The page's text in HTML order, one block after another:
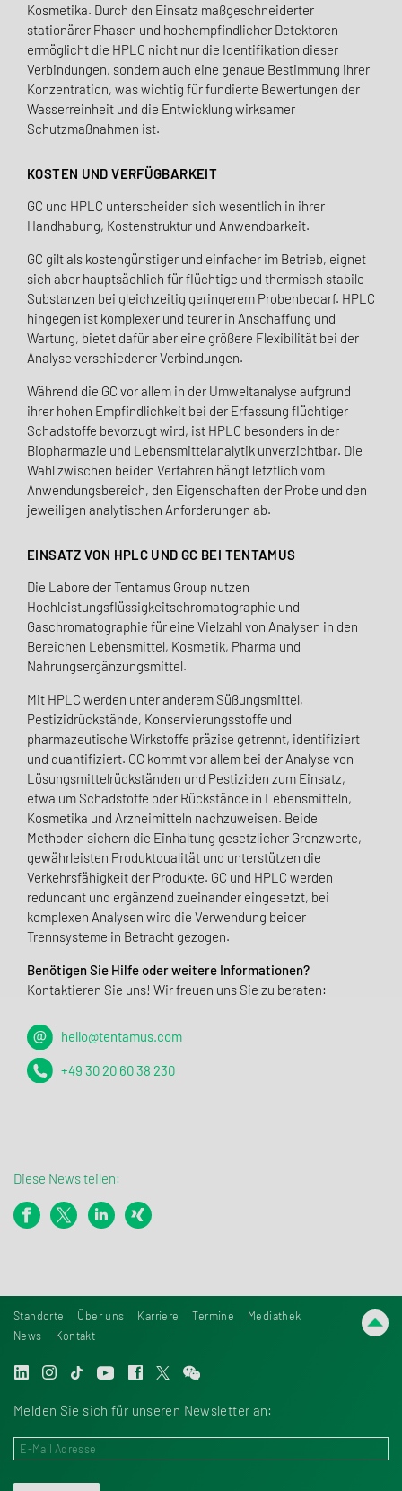
Kosmetika. Durch den Einsatz maßgeschneiderter
stationärer Phasen und hochempfindlicher Detektoren
ermöglicht die HPLC nicht nur die Identifikation dieser
Verbindungen, sondern auch eine genaue Bestimmung ihrer
Konzentration, was wichtig für fundierte Bewertungen der
Wasserreinheit und die Entwicklung wirksamer
Schutzmaßnahmen ist.
KOSTEN UND VERFÜGBARKEIT
GC und HPLC unterscheiden sich wesentlich in ihrer
Handhabung, Kostenstruktur und Anwendbarkeit.
GC gilt als kostengünstiger und einfacher im Betrieb, eignet
sich aber hauptsächlich für flüchtige und thermisch stabile
Substanzen bei gleichzeitig geringerem Probenbedarf. HPLC
hingegen ist komplexer und teurer in Anschaffung und
Wartung, bietet dafür aber eine größere Flexibilität bei der
Analyse verschiedener Verbindungen.
Während die GC vor allem in der Umweltanalyse aufgrund
ihrer hohen Empfindlichkeit bei der Erfassung flüchtiger
Schadstoffe bevorzugt wird, ist HPLC besonders in der
Biopharmazie und Lebensmittelanalytik unverzichtbar. Die
Wahl zwischen beiden Verfahren hängt letztlich vom
Anwendungsbereich, den Eigenschaften der Probe und den
jeweiligen analytischen Anforderungen ab.
EINSATZ VON HPLC UND GC BEI TENTAMUS
Die Labore der Tentamus Group nutzen
Hochleistungsflüssigkeitschromatographie und
Gaschromatographie für eine Vielzahl von Analysen in den
Bereichen Lebensmittel, Kosmetik, Pharma und
Nahrungsergänzungsmittel.
Mit HPLC werden unter anderem Süßungsmittel,
Pestizidrückstände, Konservierungsstoffe und
pharmazeutische Wirkstoffe präzise getrennt, identifiziert
und quantifiziert. GC kommt vor allem bei der Analyse von
Lösungsmittelrückständen und Pestiziden zum Einsatz,
etwa um Schadstoffe oder Rückstände in Lebensmitteln,
Kosmetika und Arzneimitteln nachzuweisen. Beide
Methoden sichern die Einhaltung gesetzlicher Grenzwerte,
gewährleisten Produktqualität und unterstützen die
Verkehrsfähigkeit der Produkte. GC und HPLC werden
redundant und ergänzend zueinander eingesetzt, bei
komplexen Analysen wird die Verwendung beider
Trennsysteme in Betracht gezogen.
Benötigen Sie Hilfe oder weitere Informationen?
Kontak­tieren Sie uns! Wir freuen uns Sie zu beraten:
hello@tentamus.com
+49 30 20 60 38 230
Diese News teilen:
Standorte Über uns Karriere Termine
Mediathek
News
Kontakt
Melden Sie sich für unseren Newsletter an: